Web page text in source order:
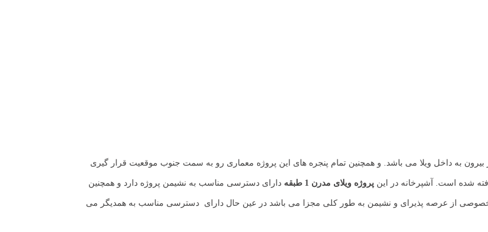
به داخل ویلا می باشد. و همچنین تمام پنجره های این پروژه معماری رو به سمت جنوب موقعیت قرار گیری
شده است. آشپرخانه در این پروژه ویلای مدرن 1 طبقه دارای دسترسی مناسب به نشیمن پروژه دارد و همچنین
از عرصه پذیرای و نشیمن به طور کلی مجزا می باشد در عین حال دارای دسترسی مناسب به همدیگر می